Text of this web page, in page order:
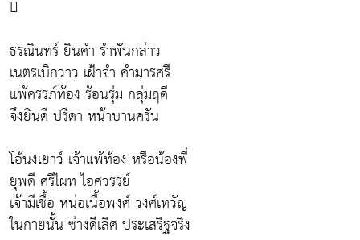

ธรณินทร์ ยินคำ รำพันกล่าว
เนตรเบิกวาว เฝ้าจำ คำมารศรี
แพ้ครรภ์ท้อง ร้อนรุ่ม กลุ่มฤดี
จึงยินดี ปรีดา หน้าบานครัน
โอ้นงเยาว์ เจ้าแพ้ท้อง หรือน้องพี่
ยุพดี ศรีไผท ไอศวรรย์
เจ้ามีเชื้อ หน่อเนื้อพงศ์ วงศ์เทวัญ
ในกายนั้น ช่างดีเลิศ ประเสริฐจริง